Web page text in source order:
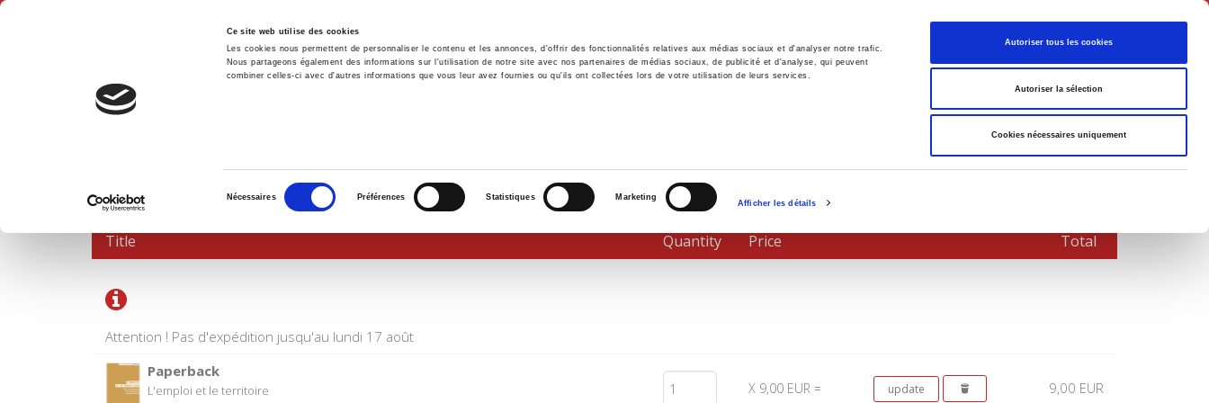
Ce site web utilise des cookies
Les cookies nous permettent de personnaliser le contenu et les annonces, d'offrir des fonctionnalités relatives aux médias sociaux et d'analyser notre trafic.
Nous partageons également des informations sur l'utilisation de notre site avec nos partenaires de médias sociaux, de publicité et d'analyse, qui peuvent
combiner celles-ci avec d'autres informations que vous leur avez fournies ou qu'ils ont collectées lors de votre utilisation de leurs services.
consentement
Nécessaires Préférences Statistiques Marketing
Afficher les détails
Autoriser tous les cookies
Autoriser la sélection
Cookies nécessaires uniquement
English
Home Environment History International Politics
SHOPPING CART
Attention ! Pas d'expédition jusqu'au lundi 17 août
Title Quantity Price Total
Paperback
L'emploi et le territoire X 9,00 EUR = 9,00 EUR